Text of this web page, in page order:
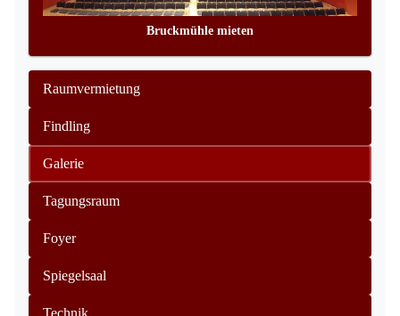
Bruckmühle mieten
Raumvermietung
Findling
Galerie
Tagungsraum
Foyer
Spiegelsaal
Technik